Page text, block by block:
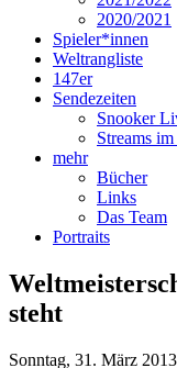
2020/2021
Spieler*innen
Weltrangliste
147er
Sendezeiten
Snooker
Streams
mehr
Bücher
Links
Das Team
Portraits
steht
Sonntag, 31. März 2013